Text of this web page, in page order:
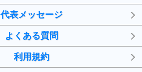
代表メッセージ
よくある質問
利用規約